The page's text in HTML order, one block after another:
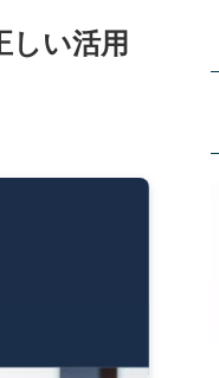
しい活用